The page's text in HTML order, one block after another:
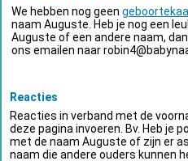
We hebben nog geen
naam Auguste. Heb je nog een
Auguste of een andere naam,
ons emailen naar
Reacties
Reacties in verband met de
deze pagina invoeren. Bv. Heb je
met de naam Auguste of zijn er
naam die andere ouders kunnen